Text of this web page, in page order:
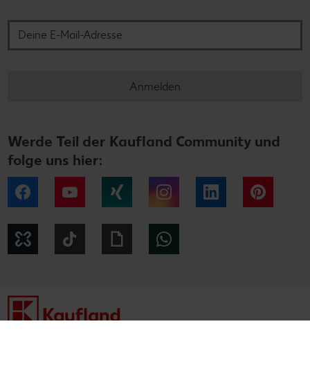
Anmelden
Werde Teil der Kaufland Community und
folge uns hier:
Facebook YouTube Instagram LinkedIn
Kununu Giphy